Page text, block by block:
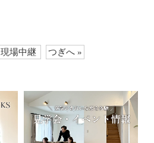
現場中継 つぎへ »